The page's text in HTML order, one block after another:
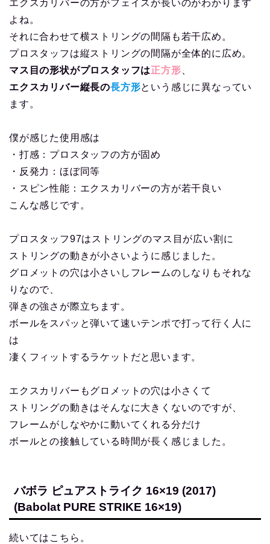
エクスカリバーの方がフェイスが長いのがわかります
よね。
それに合わせて横ストリングの間隔も若干広め。
プロスタッフは縦ストリングの間隔が全体的に広め。
マス目の形状がプロスタッフは正方形
エクスカリバー縦長の長方形という感じに異なってい
ます。
僕が感じた使用感は
・打感：プロスタッフの方が固め
・反発力：ほぼ同等
・スピン性能：エクスカリバーの方が若干良い
こんな感じです。
プロスタッフ97はストリングのマス目が広い割に
ストリングの動きが小さいように感じました。
グロメットの穴は小さいしフレームのしなりもそれな
りなので、
弾きの強さが際立ちます。
ボールをスパッと弾いて速いテンポで打って行く人に
は
凄くフィットするラケットだと思います。
エクスカリバーもグロメットの穴は小さくて
ストリングの動きはそんなに大きくないのですが、
フレームがしなやかに動いてくれる分だけ
ボールとの接触している時間が長く感じました。
バボラ ピュアストライク 16×19 (2017)
(Babolat PURE STRIKE 16×19)
続いてはこちら。